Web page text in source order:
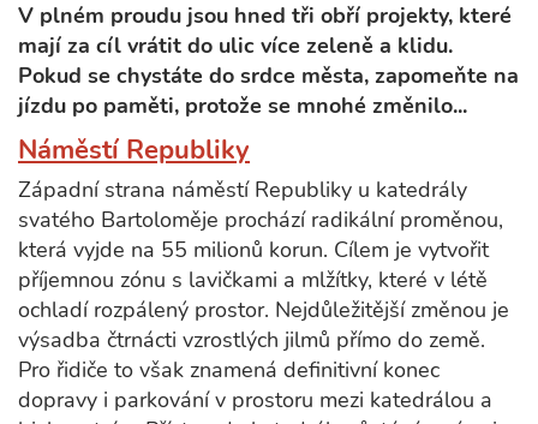
V plném proudu jsou hned tři obří projekty, které
mají za cíl vrátit do ulic více zeleně a klidu.
Pokud se chystáte do srdce města, zapomeňte na
jízdu po paměti, protože se mnohé změnilo...
Náměstí Republiky
Západní strana náměstí Republiky u katedrály
svatého Bartoloměje prochází radikální proměnou,
která vyjde na 55 milionů korun. Cílem je vytvořit
příjemnou zónu s lavičkami a mlžítky, které v létě
ochladí rozpálený prostor. Nejdůležitější změnou je
výsadba čtrnácti vzrostlých jilmů přímo do země.
Pro řidiče to však znamená definitivní konec
dopravy i parkování v prostoru mezi katedrálou a